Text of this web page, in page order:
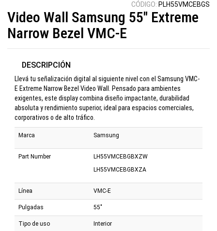
CÓDIGO: PLH55VMCEBGS
Video Wall Samsung 55" Extreme
Narrow Bezel VMC-E
DESCRIPCIÓN
Llevá tu señalización digital al siguiente nivel con el Samsung VMC-
E Extreme Narrow Bezel Video Wall. Pensado para ambientes
exigentes, este display combina diseño impactante, durabilidad
absoluta y rendimiento superior, ideal para espacios comerciales,
corporativos o de alto tráfico.
Marca Samsung
Part Number
LH55VMCEBGBXZW
LH55VMCEBGBXZA
Línea VMC-E
Pulgadas 55"
Tipo de uso Interior